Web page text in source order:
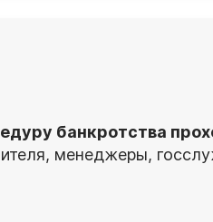
банкротства
менеджеры,